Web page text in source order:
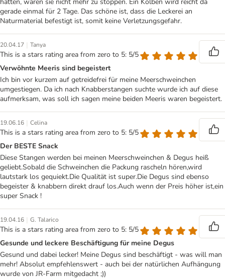
gerade einmal für 2 Tage. Das schöne ist, dass die Leckerei an
Naturmaterial befestigt ist, somit keine Verletzungsgefahr.
20.04.17 | Tanya
This is a stars rating area from zero to 5: 5/5
Verwöhnte Meeris sind begeistert
Ich bin vor kurzem auf getreidefrei für meine Meerschweinchen
umgestiegen. Da ich nach Knabberstangen suchte wurde ich auf diese
aufmerksam, was soll ich sagen meine beiden Meeris waren begeistert.
19.06.16 | Celina
This is a stars rating area from zero to 5: 5/5
Der BESTE Snack
Diese Stangen werden bei meinen Meerschweinchen & Degus heiß
geliebt.Sobald die Schweinchen die Packung rascheln hören,wird
lautstark los gequiekt.Die Qualität ist super.Die Degus sind ebenso
begeister & knabbern direkt drauf los.Auch wenn der Preis höher ist,ein
super Snack !
19.04.16 | G. Talarico
This is a stars rating area from zero to 5: 5/5
Gesunde und leckere Beschäftigung für meine Degus
Gesund und dabei lecker! Meine Degus sind beschäftigt - was will man
mehr! Absolut empfehlenswert - auch bei der natürlichen Aufhängung
wurde von JR-Farm mitgedacht ;))